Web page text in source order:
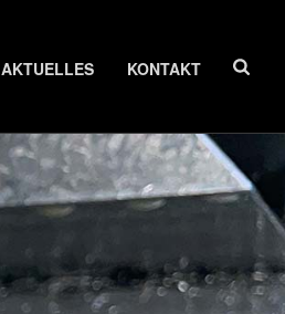
AKTUELLES KONTAKT